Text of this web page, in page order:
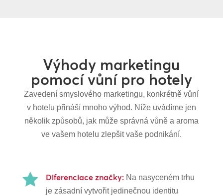
Výhody marketingu
pomocí vůní pro hotely
Zavedení smyslového marketingu, konkrétně vůní
v hotelu přináší mnoho výhod. Níže uvádíme jen
několik způsobů, jak může správná vůně a aroma
ve vašem hotelu zlepšit vaše podnikání.
 Diferenciace značky:Na nasyceném trhu
je zásadní vytvořit jedinečnou identitu